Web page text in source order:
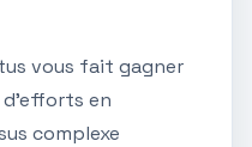
vous fait gagner
d'efforts en
complexe